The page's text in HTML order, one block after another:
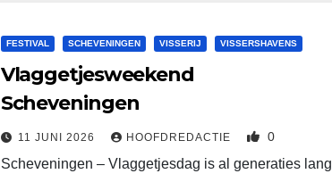
FESTIVAL SCHEVENINGEN VISSERIJ VISSERSHAVENS
Vlaggetjesweekend
Scheveningen
11 JUNI 2026 HOOFDREDACTIE 0
Scheveningen – Vlaggetjesdag is al generaties lang